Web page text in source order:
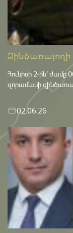
Զինծառայողի
Հունիսի 2-ին՝ ժամը
զորամասի
02.06.26